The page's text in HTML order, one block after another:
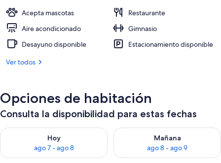
Acepta mascotas
Restaurante
Aire acondicionado
Gimnasio
Desayuno disponible
Estacionamiento disponible
Ver todos
Opciones de habitación
Consulta la disponibilidad para estas fechas
Hoy
ago 7 - ago 8
Consulta la disponibilidad para hoy ago 7 - ago 8
Mañana
ago 8 - ago 9
Consulta la disponibilidad